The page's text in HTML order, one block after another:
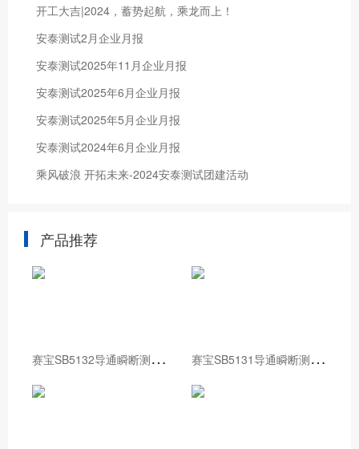
开工大吉|2024，蓄势起航，乘龙而上！
安泰测试2月企业月报
安泰测试2025年11月企业月报
安泰测试2025年6月企业月报
安泰测试2025年5月企业月报
安泰测试2024年6月企业月报
乘风破浪 开拓未来-2024安泰测试团建活动
产品推荐
赛
宝SB5132导通瞬断测试仪 赛
宝SB5131导通瞬断测试仪